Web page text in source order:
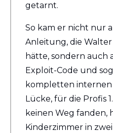
getarnt.
So kam er nicht nur
Anleitung, die
hätte, sondern auch
Exploit-Code und
kompletten internen
Lücke, für die Profis
keinen Weg fanden,
Kinderzimmer in